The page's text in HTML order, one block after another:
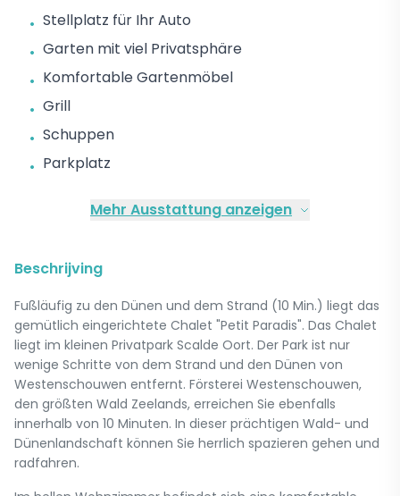
• Stellplatz für Ihr Auto
• Garten mit viel Privatsphäre
• Komfortable Gartenmöbel
• Grill
• Schuppen
• Parkplatz
Mehr Ausstattung anzeigen
Beschrijving
Fußläufig zu den Dünen und dem Strand (10 Min.) liegt das
gemütlich eingerichtete Chalet "Petit Paradis". Das Chalet
liegt im kleinen Privatpark Scalde Oort. Der Park ist nur
wenige Schritte von dem Strand und den Dünen von
Westenschouwen entfernt. Försterei Westenschouwen,
den größten Wald Zeelands, erreichen Sie ebenfalls
innerhalb von 10 Minuten. In dieser prächtigen Wald- und
Dünenlandschaft können Sie herrlich spazieren gehen und
radfahren.